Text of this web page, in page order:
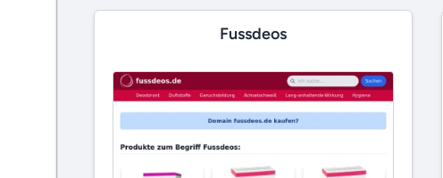
Fussdeos